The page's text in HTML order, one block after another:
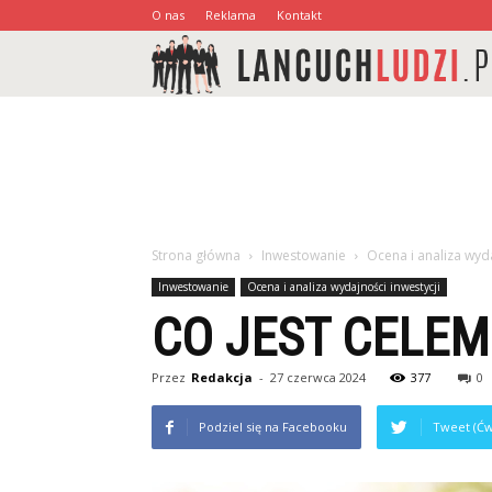
O nas Reklama Kontakt
Strona główna Inwestowanie Ocena i analiza
Inwestowanie Ocena i analiza wydajności inwestycji
CO JEST
Przez Redakcja - 27 czerwca 2024 377 0
Podziel się na Facebooku Tweet